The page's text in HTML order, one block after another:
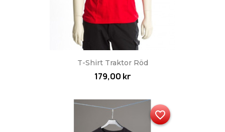
T-Shirt Traktor Röd
179,00 kr
favorite_border